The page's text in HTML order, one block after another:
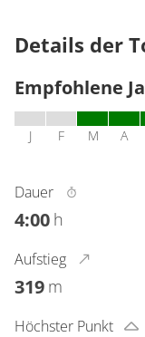
Details der
Empfohlene
J F M A
Dauer
4:00 h
Aufstieg
319 m
Höchster Punkt